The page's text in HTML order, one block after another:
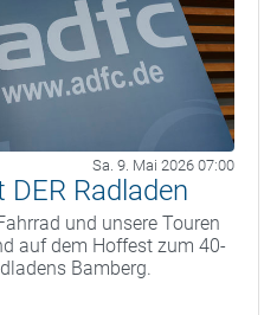
Sa. 9. Mai 2026 07:00
Radladen
und unsere Touren
auf dem Hoffest zum 40-
Bamberg.